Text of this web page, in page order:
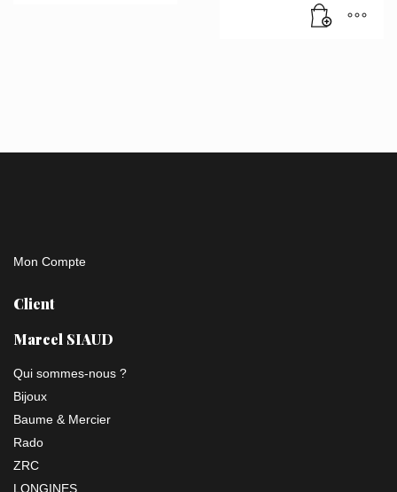
Mon Compte
Client
Marcel SIAUD
Qui sommes-nous ?
Bijoux
Baume & Mercier
Rado
ZRC
LONGINES